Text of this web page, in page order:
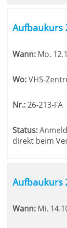
Aufbaukurs
Wann: Mo.
Wo:VHS-
Nr.:26-213-FA
Status:
direkt beim
Aufbaukurs
Wann: Mi.